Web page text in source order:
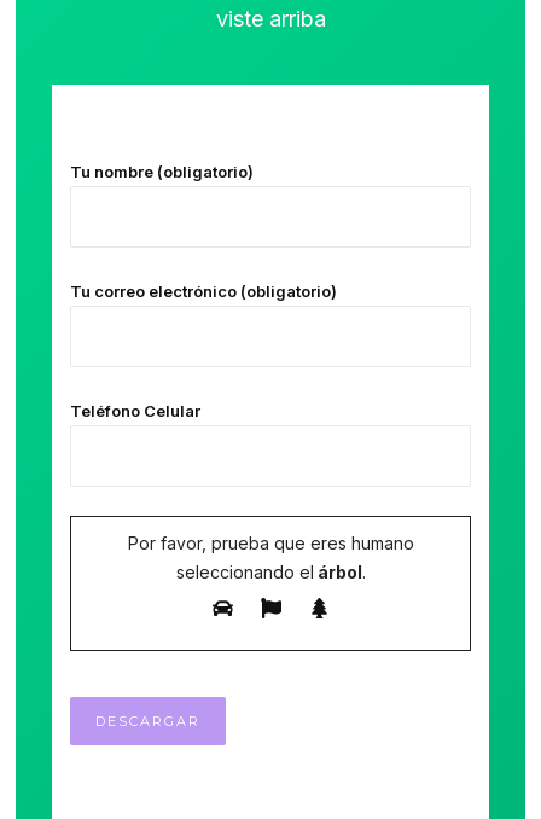
viste arriba
Tu nombre (obligatorio)
Tu correo electrónico (obligatorio)
Teléfono Celular
Por favor, prueba que eres humano
seleccionando el árbol.